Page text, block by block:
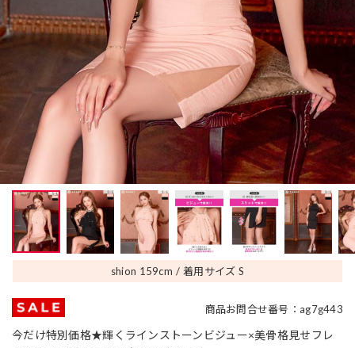
shion 159cm 着用サイズ S
商品お問合せ番号：ag7g443
今だけ特別価格★輝くラインストーンビジュー×美骨格見せフレ